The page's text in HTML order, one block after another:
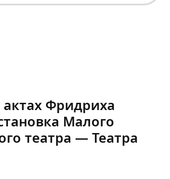
Фридриха
Малого
театра — Театра